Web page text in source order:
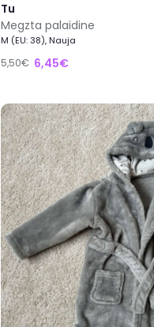
Tu
Megzta palaidine
M (EU: 38), Nauja
5,50€ 6,45€